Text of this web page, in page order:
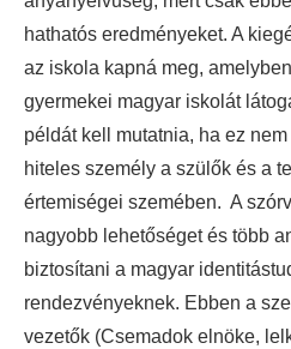
hathatós eredményeket. A
az iskola kapná meg,
gyermekei magyar iskolát
példát kell mutatnia, ha ez
hiteles személy a szülők és a
értemiségei szemében. A
nagyobb lehetőséget és több
biztosítani a magyar
rendezvényeknek. Ebben a
vezetők (Csemadok elnöke,